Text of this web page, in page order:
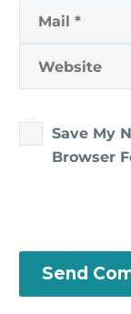
Save My
Browser
Send